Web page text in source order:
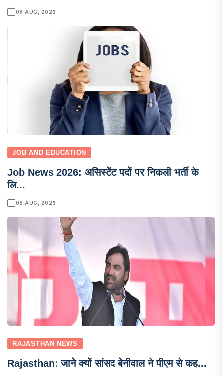
08 AUG, 2026
JOB AND EDUCATION
Job News 2026: असिस्टेंट पदों पर निकली भर्ती के
लि...
08 AUG, 2026
RAJASTHAN NEWS
Rajasthan: जाने क्यों सांसद बेनीवाल ने पीएम से कह...